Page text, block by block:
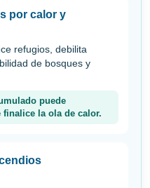
por calor y
refugios, debilita
de bosques y
puede
finalice la ola de calor.